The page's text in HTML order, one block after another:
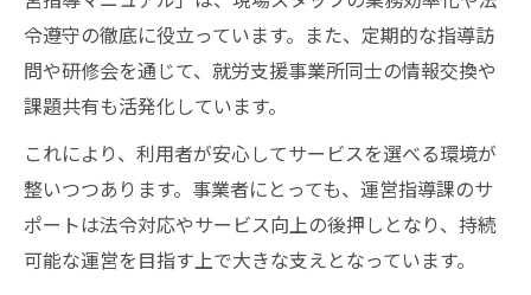
令遵守の徹底に役立っています。また、定期的な指導訪
問や研修会を通じて、就労支援事業所同士の情報交換や
課題共有も活発化しています。
これにより、利用者が安心してサービスを選べる環境が
整いつつあります。事業者にとっても、運営指導課のサ
ポートは法令対応やサービス向上の後押しとなり、持続
可能な運営を目指す上で大きな支えとなっています。